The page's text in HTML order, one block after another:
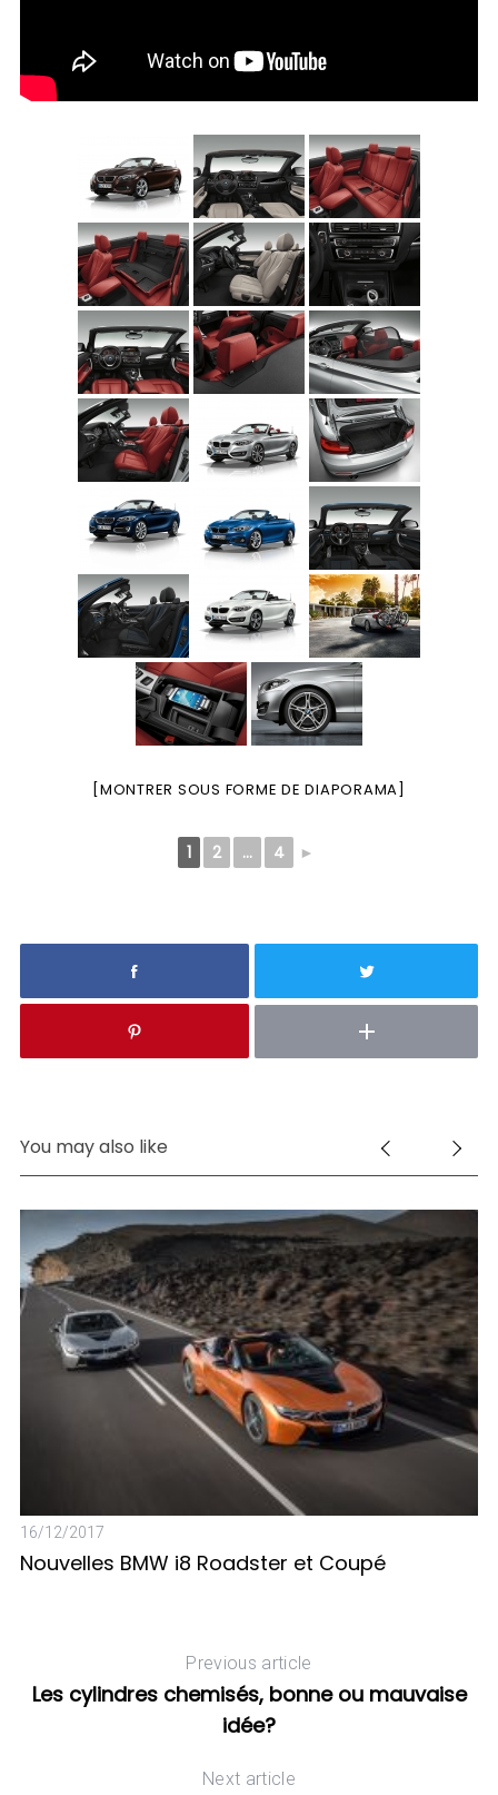
[MONTRER SOUS FORME DE DIAPORAMA]
1 2 ... 4 ►
You may also like
16/12/2017
Nouvelles BMW i8 Roadster et Coupé
Previous article
Les cylindres chemisés, bonne ou mauvaise
idée?
Next article